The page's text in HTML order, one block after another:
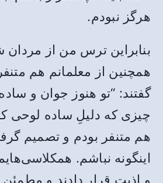
هرگز نبودم.
بنابراین ترس من از
همچنین از معلمانم هم متنفر
گفتند: “تو هنوز جوان و
چیزی که دلیلِ ساده لوحی
هم متنفر بودم و تصمیم
اینگونه نباشم.
و اذیت قرار دادند و